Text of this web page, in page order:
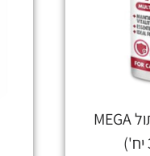
מולטי ויטמין לכלב / חתול MEGA